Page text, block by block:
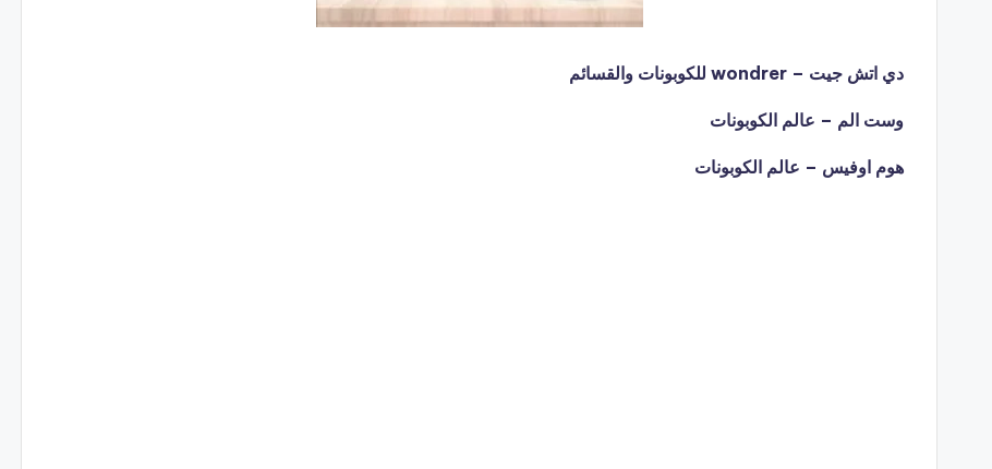
دي اتش جيت – wondrer للكوبونات والقسائم
وست الم – عالم الكوبونات
هوم اوفيس – عالم الكوبونات